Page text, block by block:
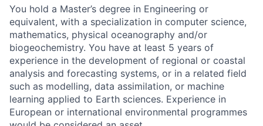
You hold a Master’s degree in Engineering or
equivalent, with a specialization in computer science,
mathematics, physical oceanography and/or
biogeochemistry. You have at least 5 years of
experience in the development of regional or coastal
analysis and forecasting systems, or in a related field
such as modelling, data assimilation, or machine
learning applied to Earth sciences. Experience in
European or international environmental programmes